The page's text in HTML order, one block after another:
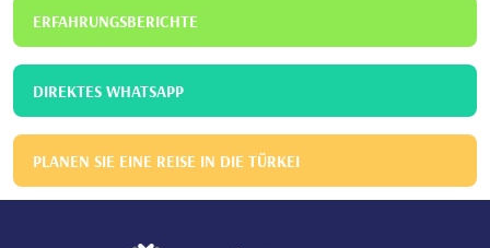
ERFAHRUNGSBERICHTE
DIREKTES WHATSAPP
PLANEN SIE EINE REISE IN DIE TÜRKEI